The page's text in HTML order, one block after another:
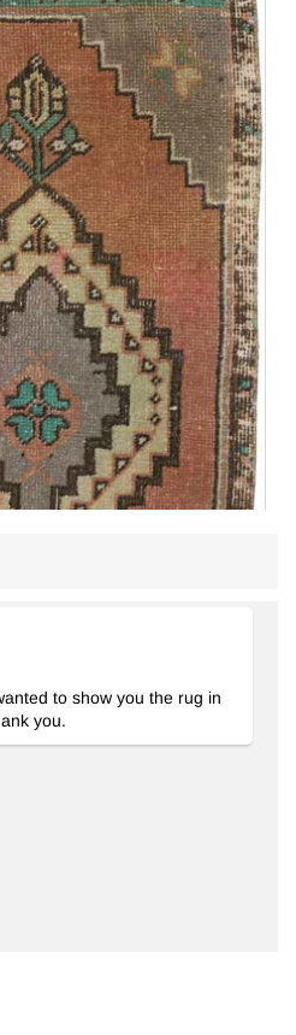
to show you the rug in
you.